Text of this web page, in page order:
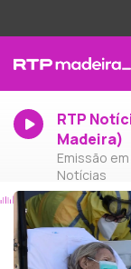
RTP
Madeira)
Emissão
Notícias